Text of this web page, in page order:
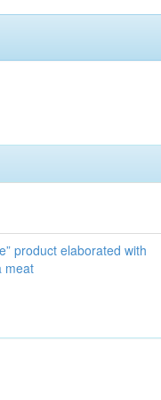
product elaborated with
meat